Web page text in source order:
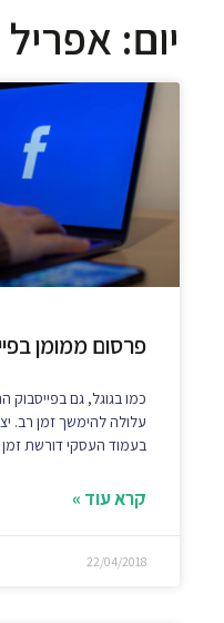
יום: אפריל ב22,
פרסום ממומן
כמו בגוגל, גם
עלולה להימשך זמן רב.
בעמוד העסקי דורשת
קרא עוד »
22/04/2018